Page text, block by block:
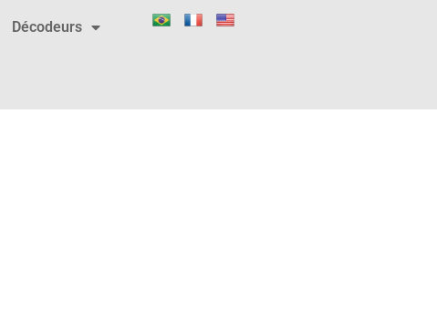
Décodeurs